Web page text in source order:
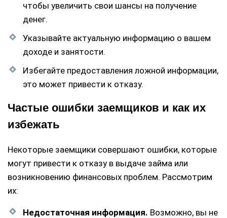
чтобы увеличить свои шансы на получение
денег.
Указывайте актуальную информацию о вашем
доходе и занятости.
Избегайте предоставления ложной информации,
это может привести к отказу.
Частые ошибки заемщиков и как их
избежать
Некоторые заемщики совершают ошибки, которые
могут привести к отказу в выдаче займа или
возникновению финансовых проблем. Рассмотрим
их:
Недостаточная информация. Возможно, вы не